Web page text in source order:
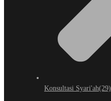
Konsultasi Syari'ah(29)